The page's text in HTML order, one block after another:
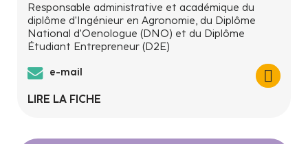
Responsable administrative et académique du
diplôme d'Ingénieur en Agronomie, du Diplôme
National d'Oenologue (DNO) et du Diplôme
Étudiant Entrepreneur (D2E)
e-mail
LIRE LA FICHE